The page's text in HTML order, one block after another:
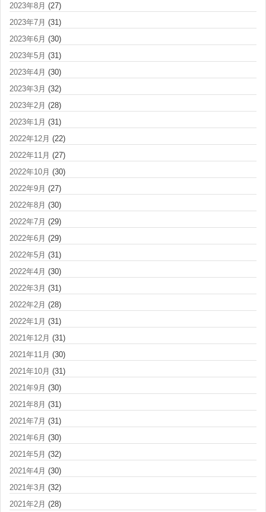
2023年8月 (27)
2023年7月 (31)
2023年6月 (30)
2023年5月 (31)
2023年4月 (30)
2023年3月 (32)
2023年2月 (28)
2023年1月 (31)
2022年12月 (22)
2022年11月 (27)
2022年10月 (30)
2022年9月 (27)
2022年8月 (30)
2022年7月 (29)
2022年6月 (29)
2022年5月 (31)
2022年4月 (30)
2022年3月 (31)
2022年2月 (28)
2022年1月 (31)
2021年12月 (31)
2021年11月 (30)
2021年10月 (31)
2021年9月 (30)
2021年8月 (31)
2021年7月 (31)
2021年6月 (30)
2021年5月 (32)
2021年4月 (30)
2021年3月 (32)
2021年2月 (28)